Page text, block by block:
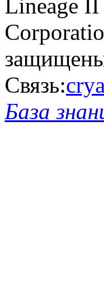
Lineage II
Связь:
База